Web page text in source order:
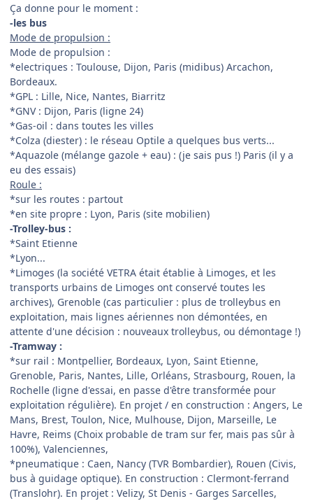
Ça donne pour le moment :
-les bus
Mode de propulsion :
Mode de propulsion :
*electriques : Toulouse, Dijon, Paris (midibus) Arcachon,
Bordeaux.
*GPL : Lille, Nice, Nantes, Biarritz
*GNV : Dijon, Paris (ligne 24)
*Gas-oil : dans toutes les villes
*Colza (diester) : le réseau Optile a quelques bus verts...
*Aquazole (mélange gazole + eau) : (je sais pus !) Paris (il y a
eu des essais)
Roule :
*sur les routes : partout
*en site propre : Lyon, Paris (site mobilien)
-Trolley-bus :
*Saint Etienne
*Lyon...
*Limoges (la société VETRA était établie à Limoges, et les
transports urbains de Limoges ont conservé toutes les
archives), Grenoble (cas particulier : plus de trolleybus en
exploitation, mais lignes aériennes non démontées, en
attente d'une décision : nouveaux trolleybus, ou démontage !)
-Tramway :
*sur rail : Montpellier, Bordeaux, Lyon, Saint Etienne,
Grenoble, Paris, Nantes, Lille, Orléans, Strasbourg, Rouen, la
Rochelle (ligne d'essai, en passe d'être transformée pour
exploitation régulière). En projet / en construction : Angers, Le
Mans, Brest, Toulon, Nice, Mulhouse, Dijon, Marseille, Le
Havre, Reims (Choix probable de tram sur fer, mais pas sûr à
100%), Valenciennes,
*pneumatique : Caen, Nancy (TVR Bombardier), Rouen (Civis,
bus à guidage optique). En construction : Clermont-ferrand
(Translohr). En projet : Velizy, St Denis - Garges Sarcelles,